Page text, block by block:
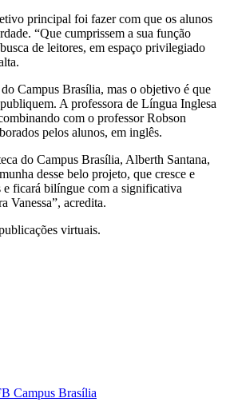
principal foi fazer com que os alunos
“Que cumprissem a sua função
de leitores, em espaço privilegiado
Campus Brasília, mas o objetivo é que
A professora de Língua Inglesa
com o professor Robson
pelos alunos, em inglês.
do Campus Brasília, Alberth Santana,
desse belo projeto, que cresce e
e ficará bilíngue com a significativa
Vanessa”, acredita.
virtuais.
Campus Brasília